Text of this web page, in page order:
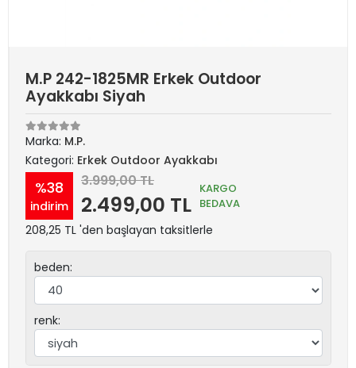
M.P 242-1825MR Erkek Outdoor
Ayakkabı Siyah
Marka: M.P.
Kategori: Erkek Outdoor Ayakkabı
%38
indirim
3.999,00 TL
2.499,00 TL
KARGO
BEDAVA
208,25 TL 'den başlayan taksitlerle
beden:
renk: